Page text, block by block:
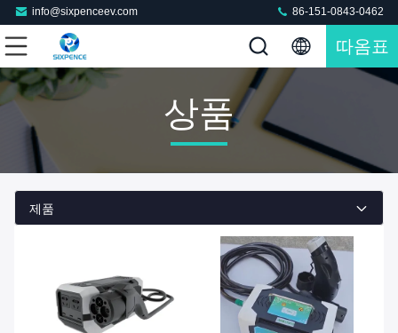
info@sixpenceev.com 86-151-0843-0462
따옴표
상품
제품